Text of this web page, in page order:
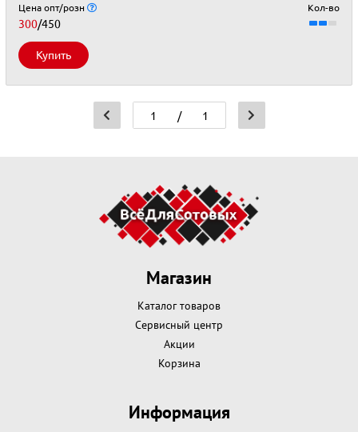
Цена опт/розн
300/450
Кол-во
Купить
/ 1
Магазин
Каталог товаров
Сервисный центр
Акции
Корзина
Информация